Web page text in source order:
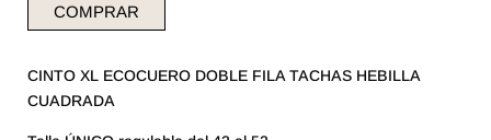
COMPRAR
CINTO XL ECOCUERO DOBLE FILA TACHAS HEBILLA
CUADRADA